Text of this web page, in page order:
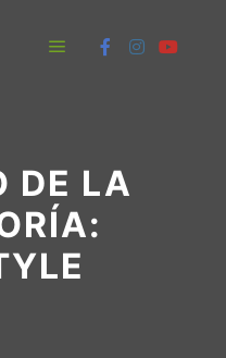
DE LA